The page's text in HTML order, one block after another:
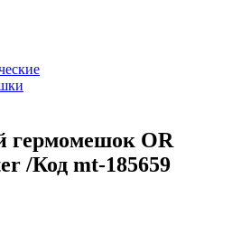
гермомешок OR
/Код mt-185659